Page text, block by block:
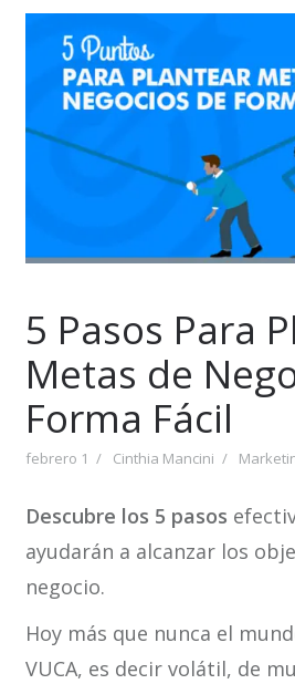
5 Pasos Para
Metas de
Forma Fácil
febrero 1 Cinthia Mancini
Descubre los 5 pasos
ayudarán a alcanzar los
negocio.
Hoy más que nunca el
VUCA, es decir volátil, de